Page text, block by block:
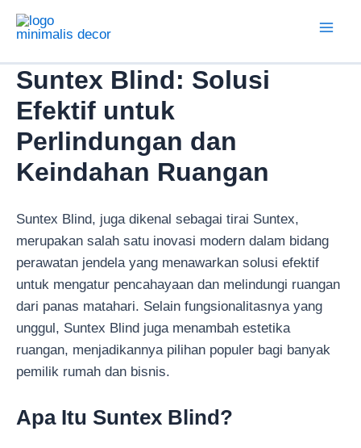
Lewati
Suntex Blind: Solusi
Efektif untuk
Perlindungan dan
Keindahan Ruangan
Suntex Blind, juga dikenal sebagai tirai Suntex,
merupakan salah satu inovasi modern dalam bidang
perawatan jendela yang menawarkan solusi efektif
untuk mengatur pencahayaan dan melindungi ruangan
dari panas matahari. Selain fungsionalitasnya yang
unggul, Suntex Blind juga menambah estetika
ruangan, menjadikannya pilihan populer bagi banyak
pemilik rumah dan bisnis.
Apa Itu Suntex Blind?